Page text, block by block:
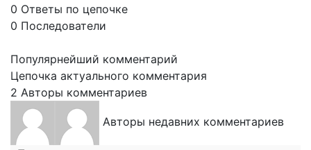
0 Ответы по цепочке
0 Последователи
Популярнейший комментарий
Цепочка актуального комментария
2 Авторы комментариев
Авторы недавних комментариев